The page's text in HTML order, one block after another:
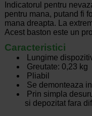
Indicatorul pentru
pentru mana, putand fi
mana dreapta. La
Acest baston este un
Caracteristici
Lungime
Greutate: 0,23 kg
Pliabil
Se demonteaza
Prin simpla
si depozitat fara